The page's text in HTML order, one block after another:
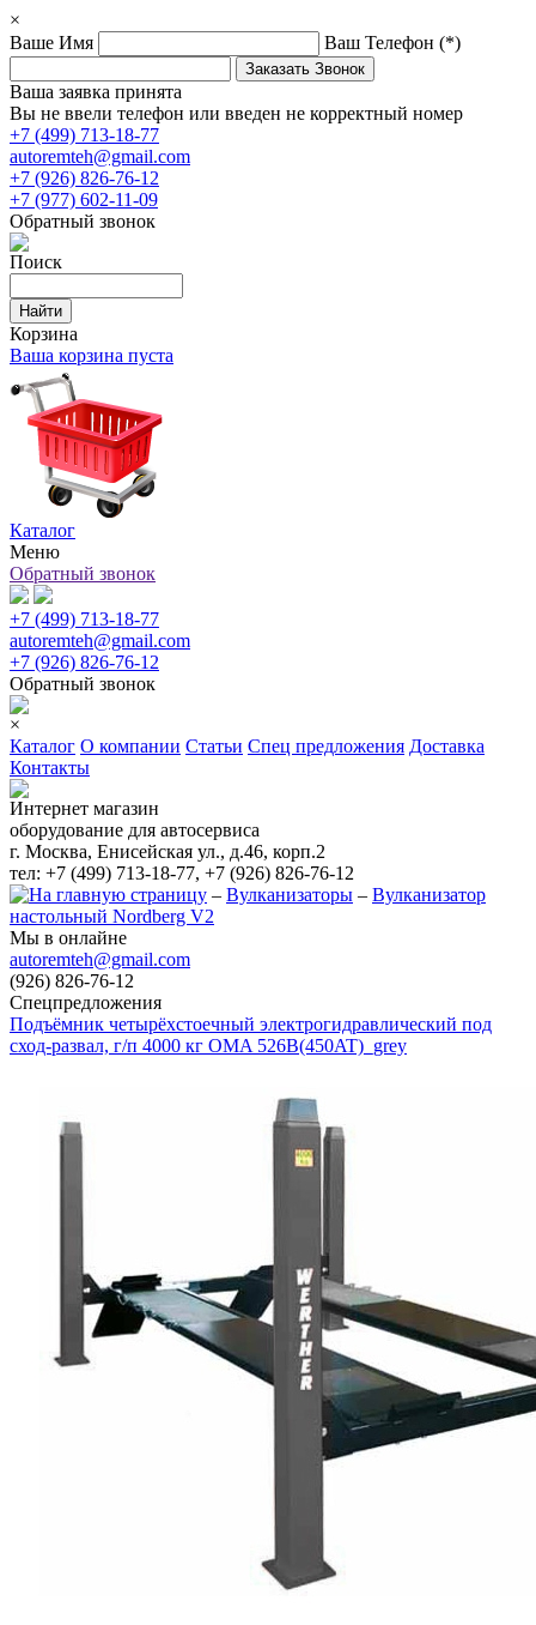
×
Ваше Имя
Ваш Телефон (*)
Ваша заявка принята
Вы не ввели телефон или введен не корректный номер
+7 (499) 713-18-77
autoremteh@gmail.com
+7 (926) 826-76-12
+7 (977) 602-11-09
Обратный звонок
Поиск
Корзина
Ваша корзина пуста
Каталог
Меню
Обратный звонок
+7 (499) 713-18-77
autoremteh@gmail.com
+7 (926) 826-76-12
Обратный звонок
×
Каталог О компании Статьи Спец предложения Доставка
Контакты
Интернет магазин
оборудование для автосервиса
г. Москва, Енисейская ул., д.46, корп.2
тел: +7 (499) 713-18-77, +7 (926) 826-76-12
– Вулканизаторы – Вулканизатор
настольный Nordberg V2
Мы в онлайне
autoremteh@gmail.com
(926) 826-76-12
Спецпредложения
Подъёмник четырёхстоечный электрогидравлический под
сход-развал, г/п 4000 кг OMA 526B(450AT)_grey